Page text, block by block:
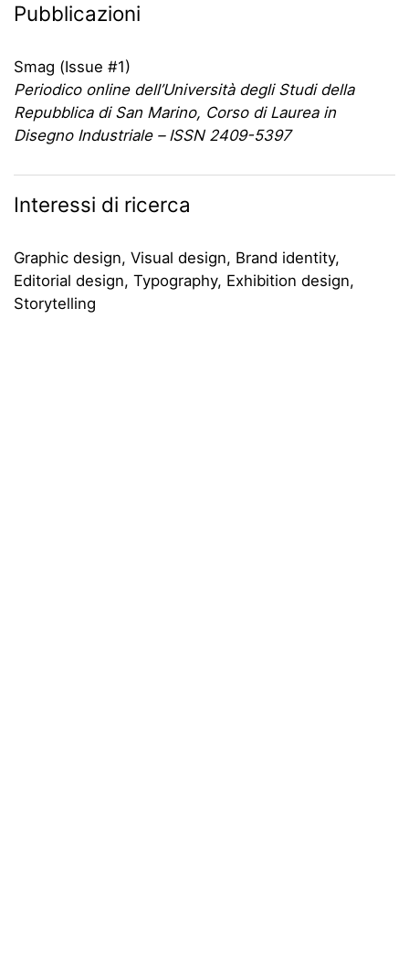
Pubblicazioni
Smag (Issue #1)
Periodico online dell’Università degli Studi della
Repubblica di San Marino, Corso di Laurea in
Disegno Industriale – ISSN 2409-5397
Interessi di ricerca
Graphic design, Visual design, Brand identity,
Editorial design, Typography, Exhibition design,
Storytelling